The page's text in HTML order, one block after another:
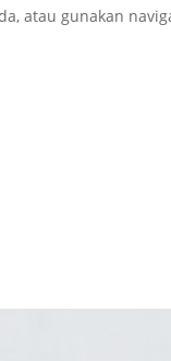
atau gunakan